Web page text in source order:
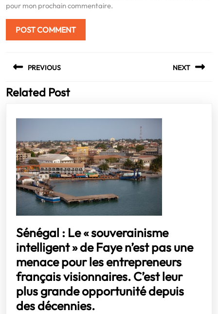
pour mon prochain commentaire.
de
l’article
PREVIOUS
Previous
NEXT
Related Post
Sénégal : Le « souverainisme
intelligent » de Faye n’est pas une
menace pour les entrepreneurs
français visionnaires. C’est leur
plus grande opportunité depuis
des décennies.Sénégal